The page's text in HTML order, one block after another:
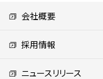
会社概要
採用情報
ニュースリリース